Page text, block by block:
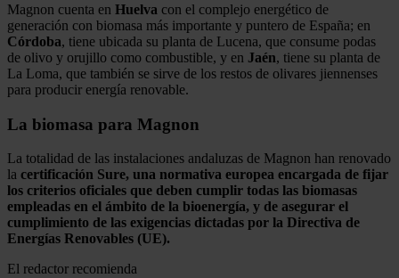
Magnon cuenta en Huelva con el complejo energético de
generación con biomasa más importante y puntero de España; en
Córdoba, tiene ubicada su planta de Lucena, que consume podas
de olivo y orujillo como combustible, y en Jaén, tiene su planta de
La Loma, que también se sirve de los restos de olivares jiennenses
para producir energía renovable.
La biomasa para Magnon
La totalidad de las instalaciones andaluzas de Magnon han renovado
la certificación Sure, una normativa europea encargada de fijar
los criterios oficiales que deben cumplir todas las biomasas
empleadas en el ámbito de la bioenergía, y de asegurar el
cumplimiento de las exigencias dictadas por la Directiva de
Energías Renovables (UE).
El redactor recomienda